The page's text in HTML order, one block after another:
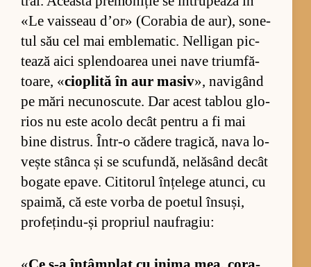
«Le vai­s­seau d’or» (Co­ra­bia de au­r), so­ne­
tul său cel mai em­ble­ma­tic. Nel­li­gan pic­
tează aici splen­doa­rea unei nave tri­um­fă­
toa­re, «cio­plită în aur ma­siv», na­vi­gând
pe mări ne­cu­nos­cu­te. Dar acest ta­blou glo­
rios nu este acolo de­cât pen­tru a fi mai
bine dis­trus. În­tr-o că­dere tra­gi­că, nava lo­
vește stânca și se scu­fun­dă, ne­lă­sând de­cât
bo­gate epa­ve. Ci­ti­to­rul în­țe­lege atun­ci, cu
spai­mă, că este vorba de po­e­tul în­su­și,
pro­fe­țin­du-și pro­priul nau­fra­giu: